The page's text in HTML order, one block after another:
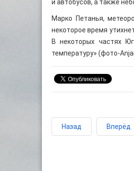
и автобусов, а также
Марко Петанья,
некоторое время
В некоторых частях
температуру» (фото-
Назад Вперёд